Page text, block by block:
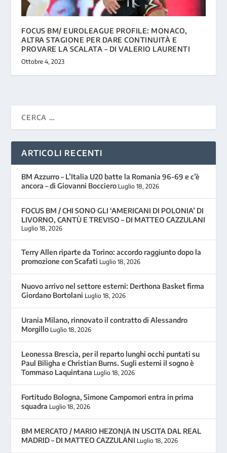
FOCUS BM/ EUROLEAGUE PROFILE: MONACO,
ALTRA STAGIONE PER DARE CONTINUITÀ E
PROVARE LA SCALATA – DI VALERIO LAURENTI
Ottobre 4, 2023
ARTICOLI RECENTI
BM Azzurro – L’Italia U20 batte la Romania 96-69 e c’è
ancora – di Giovanni Bocciero Luglio 18, 2026
FOCUS BM / CHI SONO GLI ‘AMERICANI DI POLONIA’ DI
LIVORNO, CANTÙ E TREVISO – DI MATTEO CAZZULANI
Luglio 18, 2026
Terry Allen riparte da Torino: accordo raggiunto dopo la
promozione con Scafati Luglio 18, 2026
Nuovo arrivo nel settore esterni: Derthona Basket firma
Giordano Bortolani Luglio 18, 2026
Urania Milano, rinnovato il contratto di Alessandro
Morgillo Luglio 18, 2026
Leonessa Brescia, per il reparto lunghi occhi puntati su
Paul Biligha e Christian Burns. Sugli esterni il sogno è
Tommaso Laquintana Luglio 18, 2026
Fortitudo Bologna, Simone Campomori entra in prima
squadra Luglio 18, 2026
BM MERCATO / MARIO HEZONJA IN USCITA DAL REAL
MADRID – DI MATTEO CAZZULANI Luglio 18, 2026